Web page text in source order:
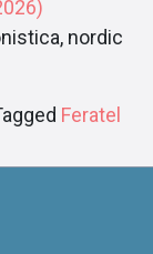
nordic
Feratel